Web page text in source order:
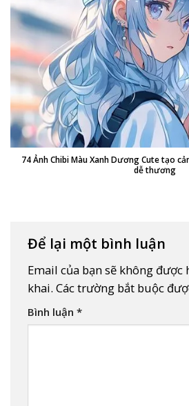
74 Ảnh Chibi Màu Xanh Dương Cute tạo
dễ thương
Để lại một bình luận
Email của bạn sẽ không được
khai. Các trường bắt buộc
Bình luận *